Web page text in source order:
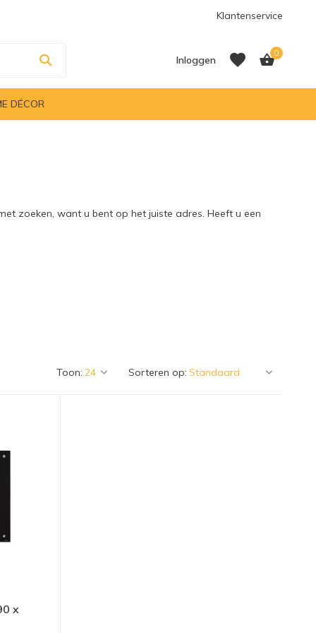
Klantenservice
Inloggen
0
DÉCOR
zoeken, want u bent op het juiste adres. Heeft u een
Toon: Sorteren op:
x